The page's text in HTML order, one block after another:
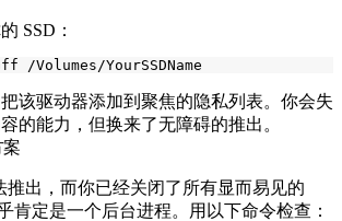
SSD：
该驱动器添加到聚焦的隐私列表。你会失
的能力，但换来了无障碍的推出。
案
推出，而你已经关闭了所有显而易见的
肯定是一个后台进程。用以下命令检查：